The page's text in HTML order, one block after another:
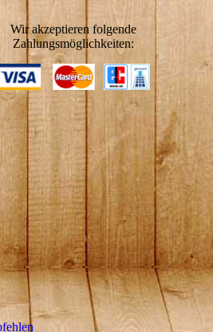
Wir akzeptieren folgende
Zahlungsmöglichkeiten: